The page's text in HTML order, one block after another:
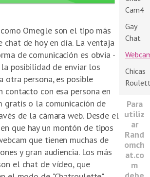
Omegle son el tipo más
chat de hoy en día. La ventaja
de comunicación es obvia -
posibilidad de enviar los
otra persona, es posible
contacto con esa persona en
gratis o la comunicación de
de la cámara web. Desde el
que hay un montón de tipos
que tienen muchas de
y gran audiencia. Los más
el chat de vídeo, que
Cam4
Gay
Chat
Chicas
Para
utiliz
ar
Rand
omch
at.co
m